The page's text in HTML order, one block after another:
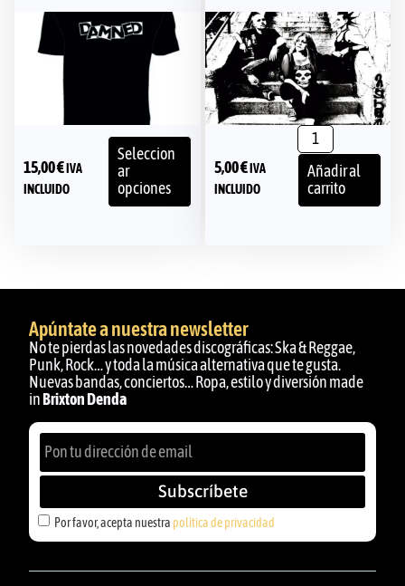
15,00€ IVA
INCLUIDO
Seleccion
ar
opciones
5,00€ IVA
INCLUIDO
Añadir al
carrito
Apúntate a nuestra newsletter
No te pierdas las novedades discográficas: Ska & Reggae,
Punk, Rock… y toda la música alternativa que te gusta.
Nuevas bandas, conciertos… Ropa, estilo y diversión made
in Brixton Denda
Por favor, acepta nuestra política de privacidad
Subscríbete